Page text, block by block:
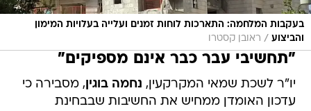
בעקבות המלחמה: התארכות לוחות זמנים ועלייה בעלויות המימון
והביצוע / ראובן קסטרו
"תחשיבי עבר כבר אינם מספיקים"
יו"ר לשכת שמאי המקרקעין, נחמה בוגין, מסבירה כי
עדכון האומדן ממחיש את החשיבות שבבחינת